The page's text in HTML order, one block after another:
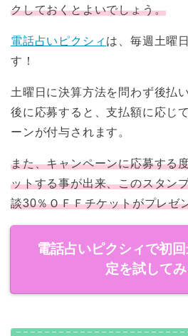
クしておくとよいでしょう。
電話占いピクシィ は、毎週土曜
す！
土曜日に決算方法を問わず後払
後に応募すると、支払額に応じ
ーンが付与されます。
また、キャンペーンに応募する
ットする事が出来、このスタン
談30％ＯＦＦチケットがプレゼ
電話占いピクシィで初
定を試してみ